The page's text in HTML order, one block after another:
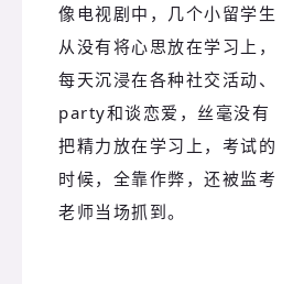
像电视剧中，几个小留学生
从没有将心思放在学习上，
每天沉浸在各种社交活动、
party和谈恋爱，丝毫没有
把精力放在学习上，考试的
时候，全靠作弊，还被监考
老师当场抓到。